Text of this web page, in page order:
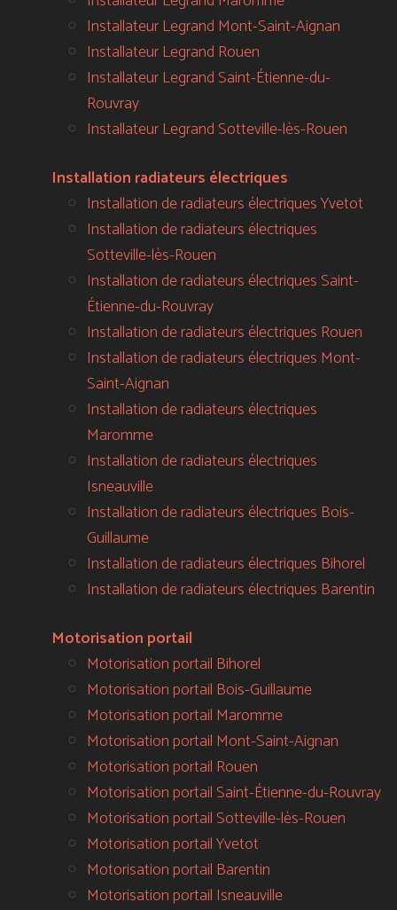
Installateur Legrand Mont-Saint-Aignan
Installateur Legrand Rouen
Installateur Legrand Saint-Étienne-du-
Rouvray
Installateur Legrand Sotteville-lès-Rouen
Installation radiateurs électriques
Installation de radiateurs électriques Yvetot
Installation de radiateurs électriques
Sotteville-lès-Rouen
Installation de radiateurs électriques Saint-
Étienne-du-Rouvray
Installation de radiateurs électriques Rouen
Installation de radiateurs électriques Mont-
Saint-Aignan
Installation de radiateurs électriques
Maromme
Installation de radiateurs électriques
Isneauville
Installation de radiateurs électriques Bois-
Guillaume
Installation de radiateurs électriques Bihorel
Installation de radiateurs électriques Barentin
Motorisation portail
Motorisation portail Bihorel
Motorisation portail Bois-Guillaume
Motorisation portail Maromme
Motorisation portail Mont-Saint-Aignan
Motorisation portail Rouen
Motorisation portail Saint-Étienne-du-Rouvray
Motorisation portail Sotteville-lès-Rouen
Motorisation portail Yvetot
Motorisation portail Barentin
Motorisation portail Isneauville